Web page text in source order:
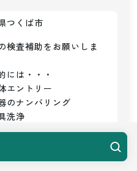
つくば市
検査補助をお願いしま
には・・・
エントリー
のナンバリング
洗浄
ずけ